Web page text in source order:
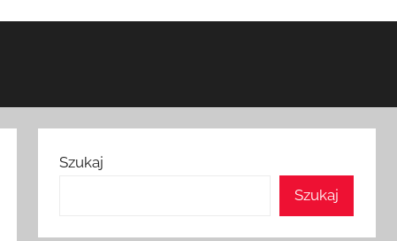
Szukaj
Szukaj